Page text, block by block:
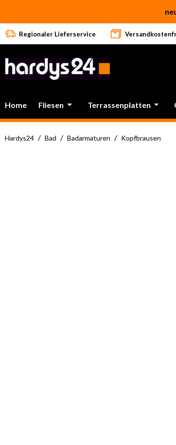
Regionaler Lieferservice
Home Fliesen Terrassenplatten
Hardys24 / Bad / Badarmaturen / Kopfbrausen